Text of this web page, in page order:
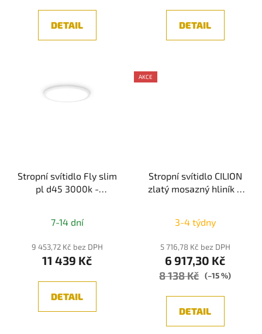
DETAIL DETAIL
Stropní svítidlo Fly slim
pl d45 3000k -
7-14 dní
9 453,72 Kč bez DPH
11 439 Kč
DETAIL
AKCE
Stropní svítidlo CILION
zlatý mosazný hliník a
- NOVA LUCE
3-4 týdny
5 716,78 Kč bez DPH
6 917,30 Kč
8 138 Kč (–15 %)
DETAIL